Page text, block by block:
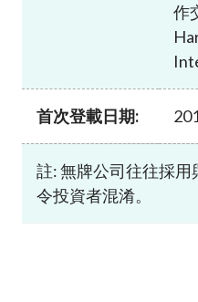
作
首次登載日期:
註: 無牌公司往往採用
令投資者混淆。